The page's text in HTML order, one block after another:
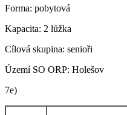
Forma: pobytová
Kapacita: 2 lůžka
Cílová skupina: senioři
Území SO ORP: Holešov
7e)